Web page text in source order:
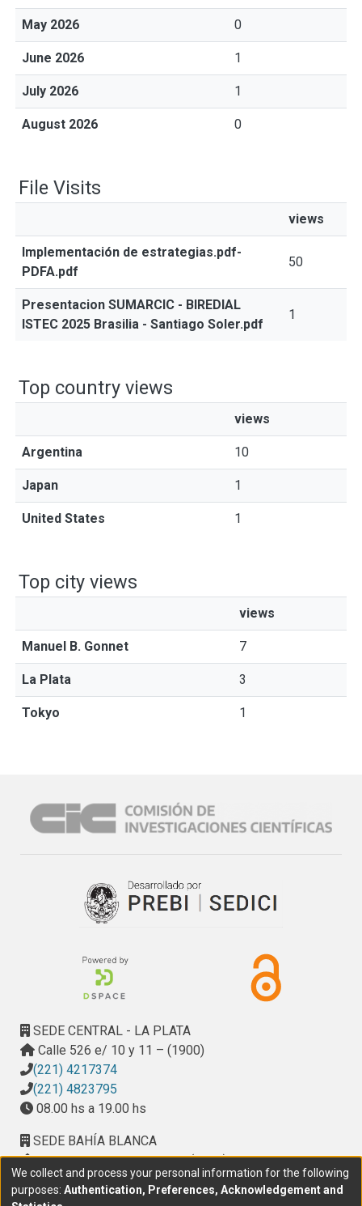
May 2026 0
June 2026 1
July 2026 1
August 2026 0
File Visits
views
Implementación de estrategias.pdf-
PDFA.pdf
50
Presentacion SUMARCIC - BIREDIAL
ISTEC 2025 Brasilia - Santiago Soler.pdf
1
Top country views
views
Argentina 10
Japan 1
United States 1
Top city views
views
Manuel B. Gonnet 7
La Plata 3
Tokyo 1
SEDE CENTRAL - LA PLATA
Calle 526 e/ 10 y 11 – (1900)
(221) 4217374
(221) 4823795
08.00 hs a 19.00 hs
SEDE BAHÍA BLANCA
Calle Ciudad de Cali 320 – (8000). Universidad
Provincial del Sudoeste (UPSO)
(291) 459 2550, interno 147
We collect and process your personal information for the following
purposes: Authentication, Preferences, Acknowledgement and